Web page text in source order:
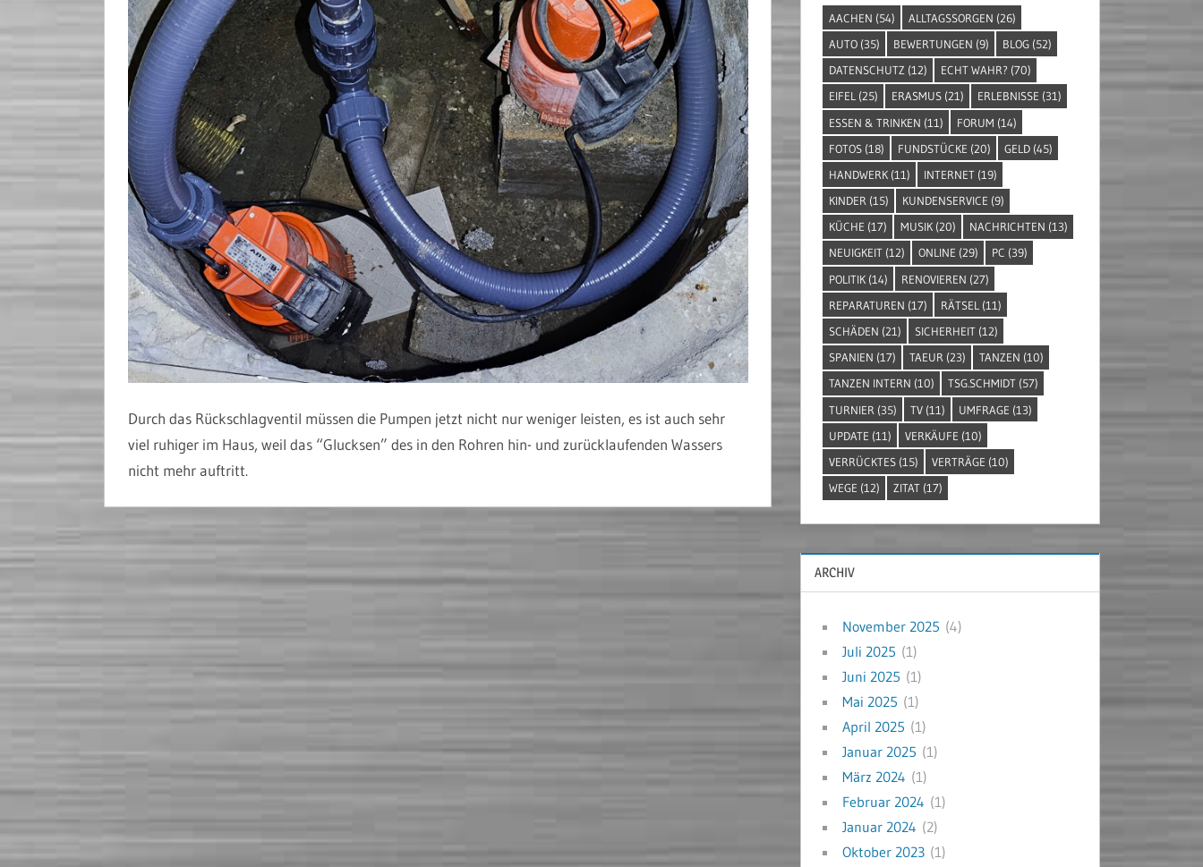
Durch das Rückschlagventil müssen die Pumpen jetzt nicht nur weniger leisten, es ist auch sehr
viel ruhiger im Haus, weil das “Glucksen” des in den Rohren hin- und zurücklaufenden Wassers
nicht mehr auftritt.
AACHEN (54) ALLTAGSSORGEN (26)
AUTO(35) BEWERTUNGEN (9) BLOG(52)
DATENSCHUTZ (12) ECHT WAHR? (70)
EIFEL(25) ERASMUS(21) ERLEBNISSE (31)
ESSEN & TRINKEN (11) FORUM (14)
FOTOS(18) FUNDSTÜCKE (20) GELD(45)
HANDWERK(11) INTERNET(19)
KINDER (15) KUNDENSERVICE (9)
KÜCHE (17) MUSIK(20) NACHRICHTEN (13)
NEUIGKEIT(12) ONLINE (29) PC (39)
POLITIK(14) RENOVIEREN (27)
REPARATUREN (17) RÄTSEL (11)
SCHÄDEN (21) SICHERHEIT(12)
SPANIEN (17) TAEUR(23) TANZEN (10)
TANZEN INTERN (10) TSG.SCHMIDT(57)
TURNIER (35) TV(11) UMFRAGE (13)
UPDATE (11) VERKÄUFE (10)
VERRÜCKTES(15) VERTRÄGE (10)
WEGE (12) ZITAT(17)
ARCHIV
November 2025 (4)
Juli 2025 (1)
Juni 2025 (1)
Mai 2025 (1)
April 2025 (1)
Januar 2025 (1)
März 2024 (1)
Februar 2024 (1)
Januar 2024 (2)
Oktober 2023 (1)